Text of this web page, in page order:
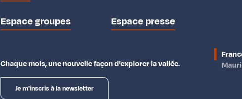
Espace groupes Espace presse
Chaque mois, une nouvelle façon d'explorer la vallée.
Je m'inscris à la newsletter